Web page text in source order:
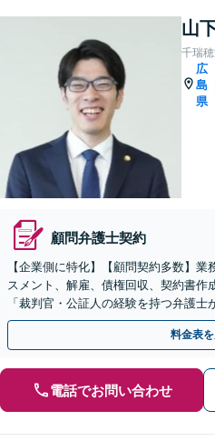
山
千瑞
広
島
県
顧問弁護士契約
【企業側に特化】【顧問契約多数】
スメント、解雇、債権回収、契約書作
「裁判官・公証人の経験を持つ弁護
数十万人規模の企業から数十人規模の
料金表
電話でお問い合わせ